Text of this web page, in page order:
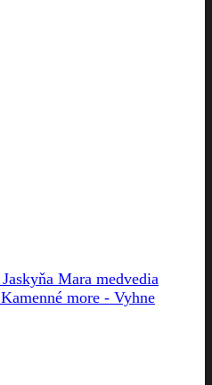
Jaskyňa Mara medvedia
Kamenné more - Vyhne